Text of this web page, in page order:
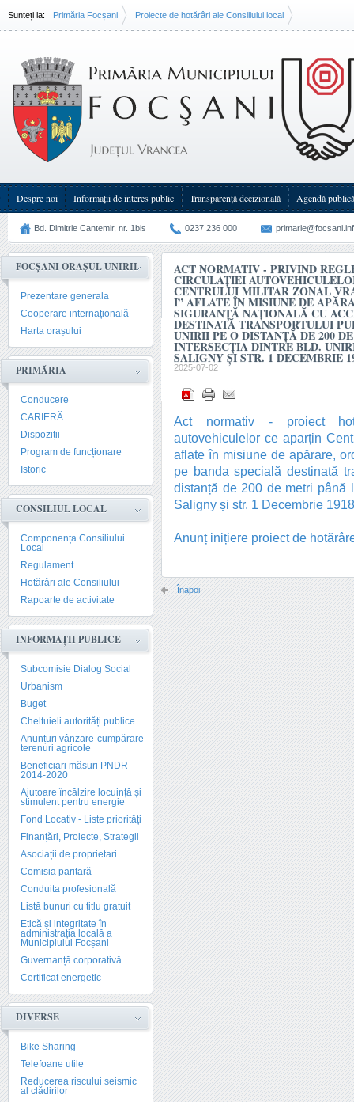
Sunteți la: Primăria Focșani Proiecte de hotărâri ale Consiliului local
„Regele Carol I” aflate în misiune de apărare, ordine publică și siguranță națională cu
specială destinată transportului public local din bld. Unirii pe o distanță de 200 de metri
dintre bld. Unirii cu str. Anghel Saligny și str. 1 Decembrie 1918
Despre noi Informații de interes public Transparenţă decizională Agendă publică
Bd. Dimitrie Cantemir, nr. 1bis 0237 236 000
FOCȘANI ORAȘUL UNIRII
Prezentare generala
Cooperare internațională
Harta orașului
PRIMĂRIA
Conducere
CARIERĂ
Dispoziții
Program de funcționare
Istoric
CONSILIUL LOCAL
Componența Consiliului
Local
Regulament
Hotărâri ale Consiliului
Rapoarte de activitate
INFORMAȚII PUBLICE
Subcomisie Dialog Social
Urbanism
Buget
Cheltuieli autorități publice
Anunțuri vânzare-cumpărare
terenuri agricole
Beneficiari măsuri PNDR
2014-2020
Ajutoare încălzire locuință și
stimulent pentru energie
Fond Locativ - Liste priorități
Finanțări, Proiecte, Strategii
Asociații de proprietari
Comisia paritară
Conduita profesională
Listă bunuri cu titlu gratuit
Etică și integritate în
administrația locală a
Municipiului Focșani
Guvernanță corporativă
Certificat energetic
DIVERSE
Bike Sharing
Telefoane utile
Reducerea riscului seismic
al clădirilor
ACT NORMATIV - PRIVIND
CIRCULAȚIEI
CENTRULUI MILITAR ZONAL
I” AFLATE ÎN MISIUNE DE
SIGURANȚĂ NAȚIONALĂ CU
DESTINATĂ TRANSPORTULUI
UNIRII PE O DISTANȚĂ DE 200
INTERSECȚIA DINTRE BLD.
SALIGNY ȘI STR. 1 DECEMBRIE
2025-07-02
Act normativ - proiect
autovehiculelor ce aparțin
aflate în misiune de apărare,
pe banda specială destinată
distanță de 200 de metri până
Saligny și str. 1 Decembrie 1918
Anunț inițiere proiect de
Înapoi